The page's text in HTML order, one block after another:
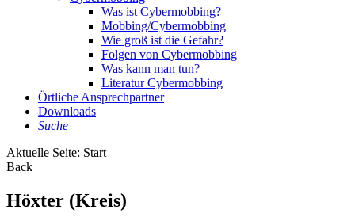
Was ist Cybermobbing?
Mobbing/Cybermobbing
Wie groß ist die Gefahr?
Folgen von Cybermobbing
Was kann man tun?
Literatur Cybermobbing
Örtliche Ansprechpartner
Downloads
Suche
Aktuelle Seite: Start
Back
Höxter (Kreis)